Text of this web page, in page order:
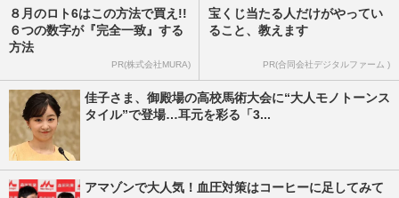
８月のロト6はこの方法で買え!!
６つの数字が『完全一致』する
方法
PR(株式会社MURA)
宝くじ当たる人だけがやってい
ること、教えます
PR(合同会社デジタルファーム )
佳子さま、御殿場の高校馬術大会に“大人モノトーンス
タイル”で登場…耳元を彩る「3...
アマゾンで大人気！血圧対策はコーヒーに足してみて